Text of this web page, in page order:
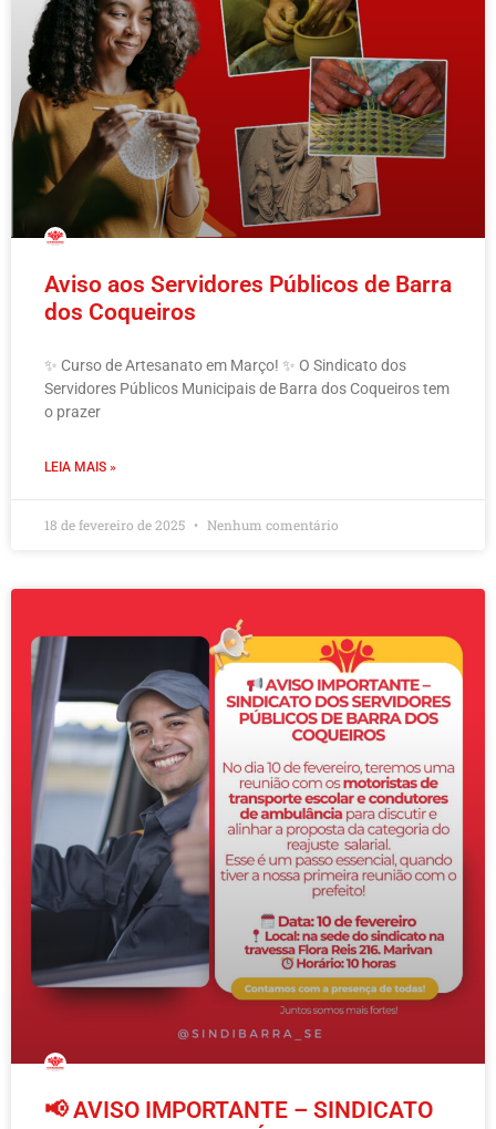
Aviso aos Servidores Públicos de Barra
dos Coqueiros
✨ Curso de Artesanato em Março! ✨ O Sindicato dos
Servidores Públicos Municipais de Barra dos Coqueiros tem
o prazer
LEIA MAIS »
18 de fevereiro de 2025 Nenhum comentário
📢 AVISO IMPORTANTE – SINDICATO